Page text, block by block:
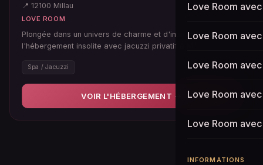
Love Room
Love Room
Love Room
Love Room
Love Room
INFORMATIONS
📍 12100 Millau
LOVE ROOM
Plongée dans un univers de charme et d'intimité,
l'hébergement insolite avec jacuzzi privatif à Millau est
Spa / Jacuzzi
VOIR L'HÉBERGEMENT →